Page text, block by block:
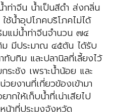
ำท่าจีน น้ำเป็นสีดำ ส่งกลิ่น
ช้น้ำอุปโภคบริโภคไม่ได้
มแม่น้ำท่าจีนจำนวน ๗๔
มีประมาณ ๔๕ตัน ได้รับ
ทับทิม และปลานิลที่เลี้ยงไว้
ระชัง เพราะน้ำน้อย และ
ยงานที่เกี่ยวข้องเข้ามา
ากให้เก็บน้ำที่เน่าเสียไป
น้าที่ประมงจังหวัด